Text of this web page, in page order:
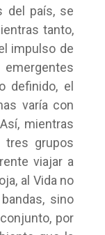
del país, se
tanto,
impulso de
definido, el
varía con
mientras
tres grupos
viajar a
al Vida no
sino
por